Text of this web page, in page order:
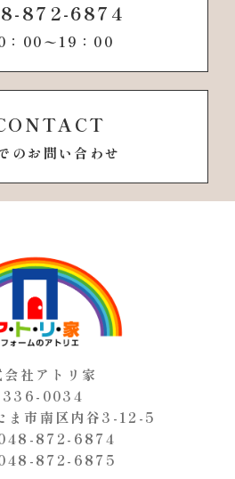
872-6874
：00〜19：00
のお問い合わせ
会社アトリ家
336-0034
ま市南区内谷3-12-5
872-6874
872-6875